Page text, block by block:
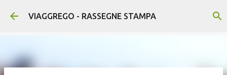
Passa ai contenuti principali
VIAGGREGO - RASSEGNE STAMPA